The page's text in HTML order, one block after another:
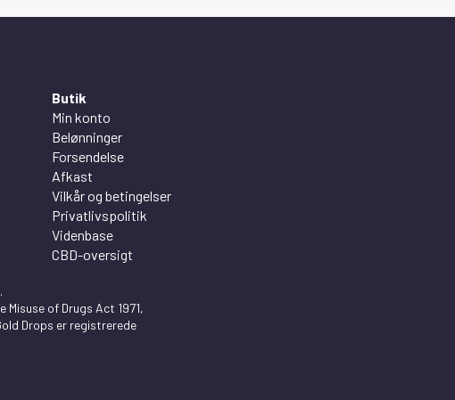
Butik
Min konto
Belønninger
Forsendelse
Afkast
Vilkår og betingelser
Privatlivspolitik
Videnbase
CBD-oversigt
of Drugs Act 1971,
Drops er registrerede